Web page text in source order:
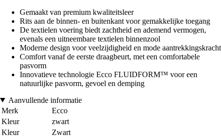
Gemaakt van premium kwaliteitsleer
Rits aan de binnen- en buitenkant voor gemakkelijke toegang
De textielen voering biedt zachtheid en ademend vermogen,
evenals een uitneembare textielen binnenzool
Moderne design voor veelzijdigheid en mode aantrekkingskracht
Comfort vanaf de eerste draagbeurt, met een comfortabele
pasvorm
Innovatieve technologie Ecco FLUIDFORM™ voor een
natuurlijke pasvorm, gevoel en demping
Aanvullende informatie
Merk
Ecco
Kleur
zwart
Kleur
Zwart